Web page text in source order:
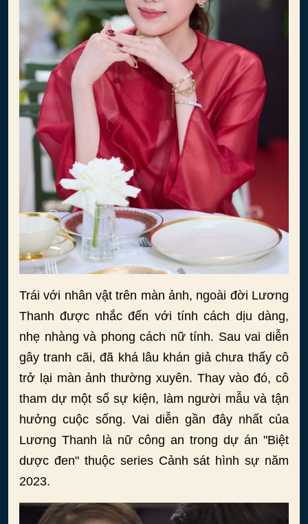
Trái với nhân vật trên màn ảnh, ngoài đời Lương
Thanh được nhắc đến với tính cách dịu dàng,
nhẹ nhàng và phong cách nữ tính. Sau vai diễn
gây tranh cãi, đã khá lâu khán giả chưa thấy cô
trở lại màn ảnh thường xuyên. Thay vào đó, cô
tham dự một số sự kiện, làm người mẫu và tận
hưởng cuộc sống. Vai diễn gần đây nhất của
Lương Thanh là nữ công an trong dự án "Biệt
dược đen" thuộc series Cảnh sát hình sự năm
2023.